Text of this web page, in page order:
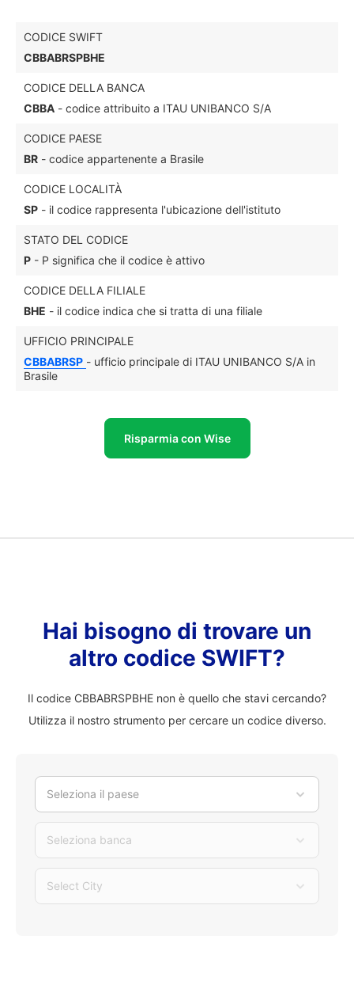
CODICE SWIFT
CBBABRSPBHE
CODICE DELLA BANCA
CBBA - codice attribuito a ITAU UNIBANCO S/A
CODICE PAESE
BR - codice appartenente a Brasile
CODICE LOCALITÀ
SP - il codice rappresenta l'ubicazione dell'istituto
STATO DEL CODICE
P - P significa che il codice è attivo
CODICE DELLA FILIALE
BHE - il codice indica che si tratta di una filiale
UFFICIO PRINCIPALE
CBBABRSP - ufficio principale di ITAU UNIBANCO S/A in
Brasile
Risparmia con Wise
Hai bisogno di trovare un
altro codice SWIFT?
Il codice CBBABRSPBHE non è quello che stavi cercando?
Utilizza il nostro strumento per cercare un codice diverso.
Seleziona il paese
Seleziona banca
Select City